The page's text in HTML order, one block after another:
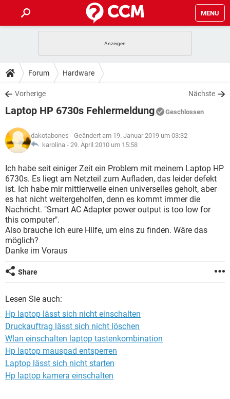
MENU
ANDROID
WINDOWS 10
WHATSAPP TIKTOK
FACEBOOK
TIPPS & TRICKS
SPIELE
WHATSAPP TIKTOK
FACEBOOK
DOWNLOADS
SPIELE STREAMING
ANDROID
WINDOWS 10 INSTAGRAM
WHATSAPP TIKTOK
FACEBOOK HARDWARE
FORUM
SPIELE STREAMING
ANDROID
WINDOWS 10 INSTAGRAM
WHATSAPP TIKTOK
FACEBOOK HARDWARE
LEXIKON
SPIELE STREAMING
ANDROID IOS
WINDOWS 10 INSTAGRAM
WHATSAPP
FACEBOOK HARDWARE
Forum Hardware
Vorherige Nächste
Laptop HP 6730s Fehlermeldung Geschlossen
dakotabones - Geändert am 19. Januar 2019 um 03:32
karolina - 29. April 2010 um 15:58
Ich habe seit einiger Zeit ein Problem mit meinem Laptop HP
6730s. Es liegt am Netzteil zum Aufladen, das leider defekt
ist. Ich habe mir mittlerweile einen universelles geholt, aber
es hat nicht weitergeholfen, denn es kommt immer die
Nachricht. "Smart AC Adapter power output is too low for
this computer".
Also brauche ich eure Hilfe, um eins zu finden. Wäre das
möglich?
Danke im Voraus
Share
Lesen Sie auch:
Hp laptop lässt sich nicht einschalten
Druckauftrag lässt sich nicht löschen
Wlan einschalten laptop tastenkombination
Hp laptop mauspad entsperren
Laptop lässt sich nicht starten
Hp laptop kamera einschalten